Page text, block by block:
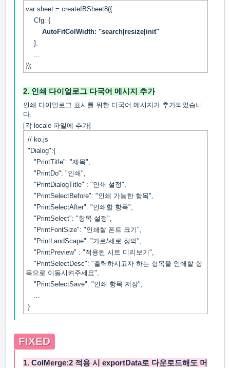
var sheet = createIBSheet8({
Cfg: {
AutoFitColWidth: "search|resize|init"
},
...
});
2. 인쇄 다이얼로그 다국어 메시지 추가
인쇄 다이얼로그 표시를 위한 다국어 메시지가 추가되었습니
다.
[각 locale 파일에 추가]
// ko.js
"Dialog":{
"PrintTitle": "제목",
"PrintDo": "인쇄",
"PrintDialogTitle" : "인쇄 설정",
"PrintSelectBefore": "인쇄 가능한 항목",
"PrintSelectAfter": "인쇄할 항목",
"PrintSelect": "항목 설정",
"PrintFontSize": "인쇄할 폰트 크기",
"PrintLandScape": "가로/세로 정의",
"PrintPreview" : "적용된 시트 미리보기",
"PrintSelectDesc": "출력하시고자 하는 항목을 인쇄할 항
목으로 이동시켜주세요",
"PrintSelectSave": "인쇄 항목 저장",
...
}
FIXED
1. ColMerge:2 적용 시 exportData로 다운로드해도 머